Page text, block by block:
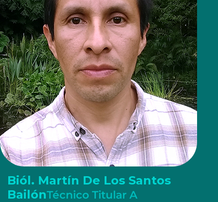
Biól. Martín De Los Santos
BailónTécnico Titular A